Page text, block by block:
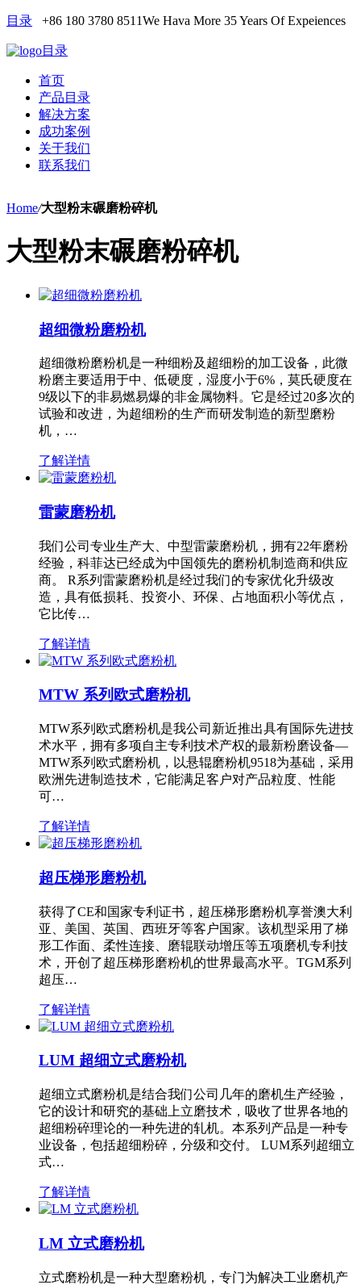
目录 +86 180 3780 8511We Hava More 35 Years Of Expeiences
目录
首页
产品目录
解决方案
成功案例
关于我们
联系我们
Home/大型粉末碾磨粉碎机
大型粉末碾磨粉碎机
超细微粉磨粉机
超细微粉磨粉机是一种细粉及超细粉的加工设备，此微
粉磨主要适用于中、低硬度，湿度小于6%，莫氏硬度在
9级以下的非易燃易爆的非金属物料。它是经过20多次的
试验和改进，为超细粉的生产而研发制造的新型磨粉
机，…
了解详情
雷蒙磨粉机
我们公司专业生产大、中型雷蒙磨粉机，拥有22年磨粉
经验，科菲达已经成为中国领先的磨粉机制造商和供应
商。 R系列雷蒙磨粉机是经过我们的专家优化升级改
造，具有低损耗、投资小、环保、占地面积小等优点，
它比传…
了解详情
MTW 系列欧式磨粉机
MTW系列欧式磨粉机是我公司新近推出具有国际先进技
术水平，拥有多项自主专利技术产权的最新粉磨设备—
MTW系列欧式磨粉机，以悬辊磨粉机9518为基础，采用
欧洲先进制造技术，它能满足客户对产品粒度、性能
可…
了解详情
超压梯形磨粉机
获得了CE和国家专利证书，超压梯形磨粉机享誉澳大利
亚、美国、英国、西班牙等客户国家。该机型采用了梯
形工作面、柔性连接、磨辊联动增压等五项磨机专利技
术，开创了超压梯形磨粉机的世界最高水平。TGM系列
超压…
了解详情
LUM 超细立式磨粉机
超细立式磨粉机是结合我们公司几年的磨机生产经验，
它的设计和研究的基础上立磨技术，吸收了世界各地的
超细粉碎理论的一种先进的轧机。本系列产品是一种专
业设备，包括超细粉碎，分级和交付。 LUM系列超细立
式…
了解详情
LM 立式磨粉机
立式磨粉机是一种大型磨粉机，专门为解决工业磨机产